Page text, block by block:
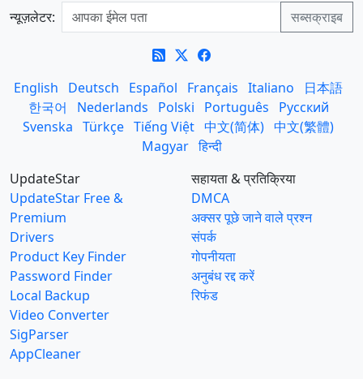
न्यूज़लेटर:
English Deutsch Español Français Italiano
日本語
한국어
Nederlands Polski Português
Русский
Svenska Türkçe Tiếng Việt 中文(简体) 中文(繁體)
Magyar हिन्दी
UpdateStar
UpdateStar Free &
Premium
Drivers
Product Key Finder
Password Finder
Local Backup
Video Converter
SigParser
AppCleaner
सहायता & प्रतिक्रिया
DMCA
अक्सर पूछे जाने वाले प्रश्न
संपर्क
गोपनीयता
अनुबंध रद्द करें
रिफंड